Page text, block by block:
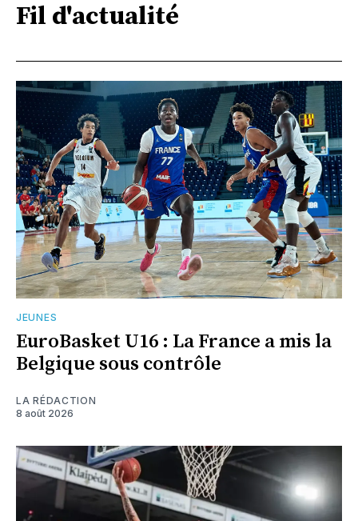
Fil d'actualité
JEUNES
EuroBasket U16 : La France a mis la
Belgique sous contrôle
LA RÉDACTION
8 août 2026